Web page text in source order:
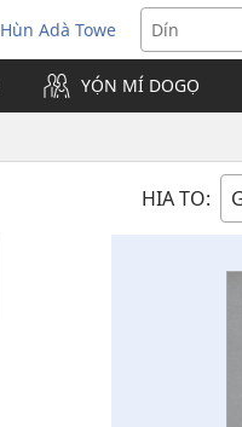
Hùn Adà Towe
(opens
new
window)YỌ́N MÍ DOGỌ
HIA TO: